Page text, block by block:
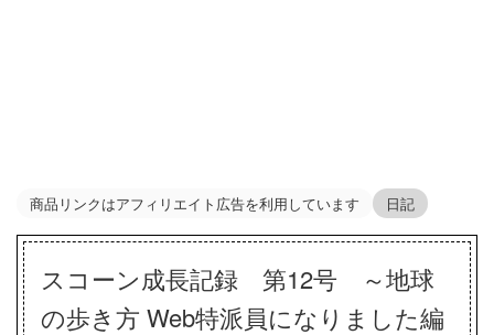
商品リンクはアフィリエイト広告を利用しています 日記
スコーン成長記録 第12号 ～地球
の歩き方 Web特派員になりました編